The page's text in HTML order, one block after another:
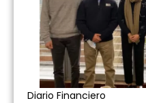
Diario Financiero